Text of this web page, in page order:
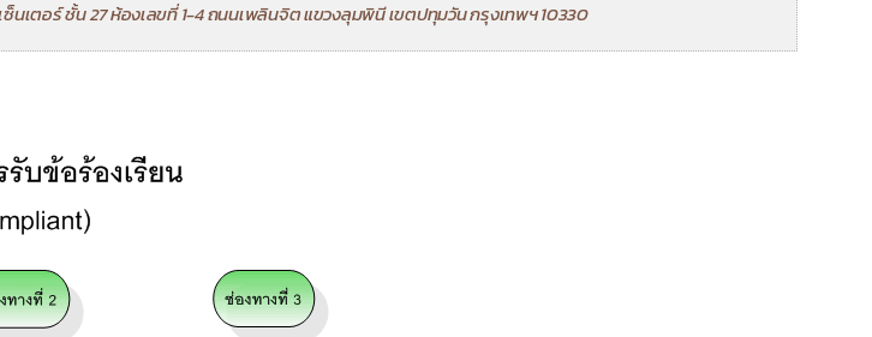
ซ็นเตอร์ ชั้น 27 ห้องเลขที่ 1-4 ถนนเพลินจิต แขวงลุมพินี เขตปทุมวัน กรุงเทพฯ 10330